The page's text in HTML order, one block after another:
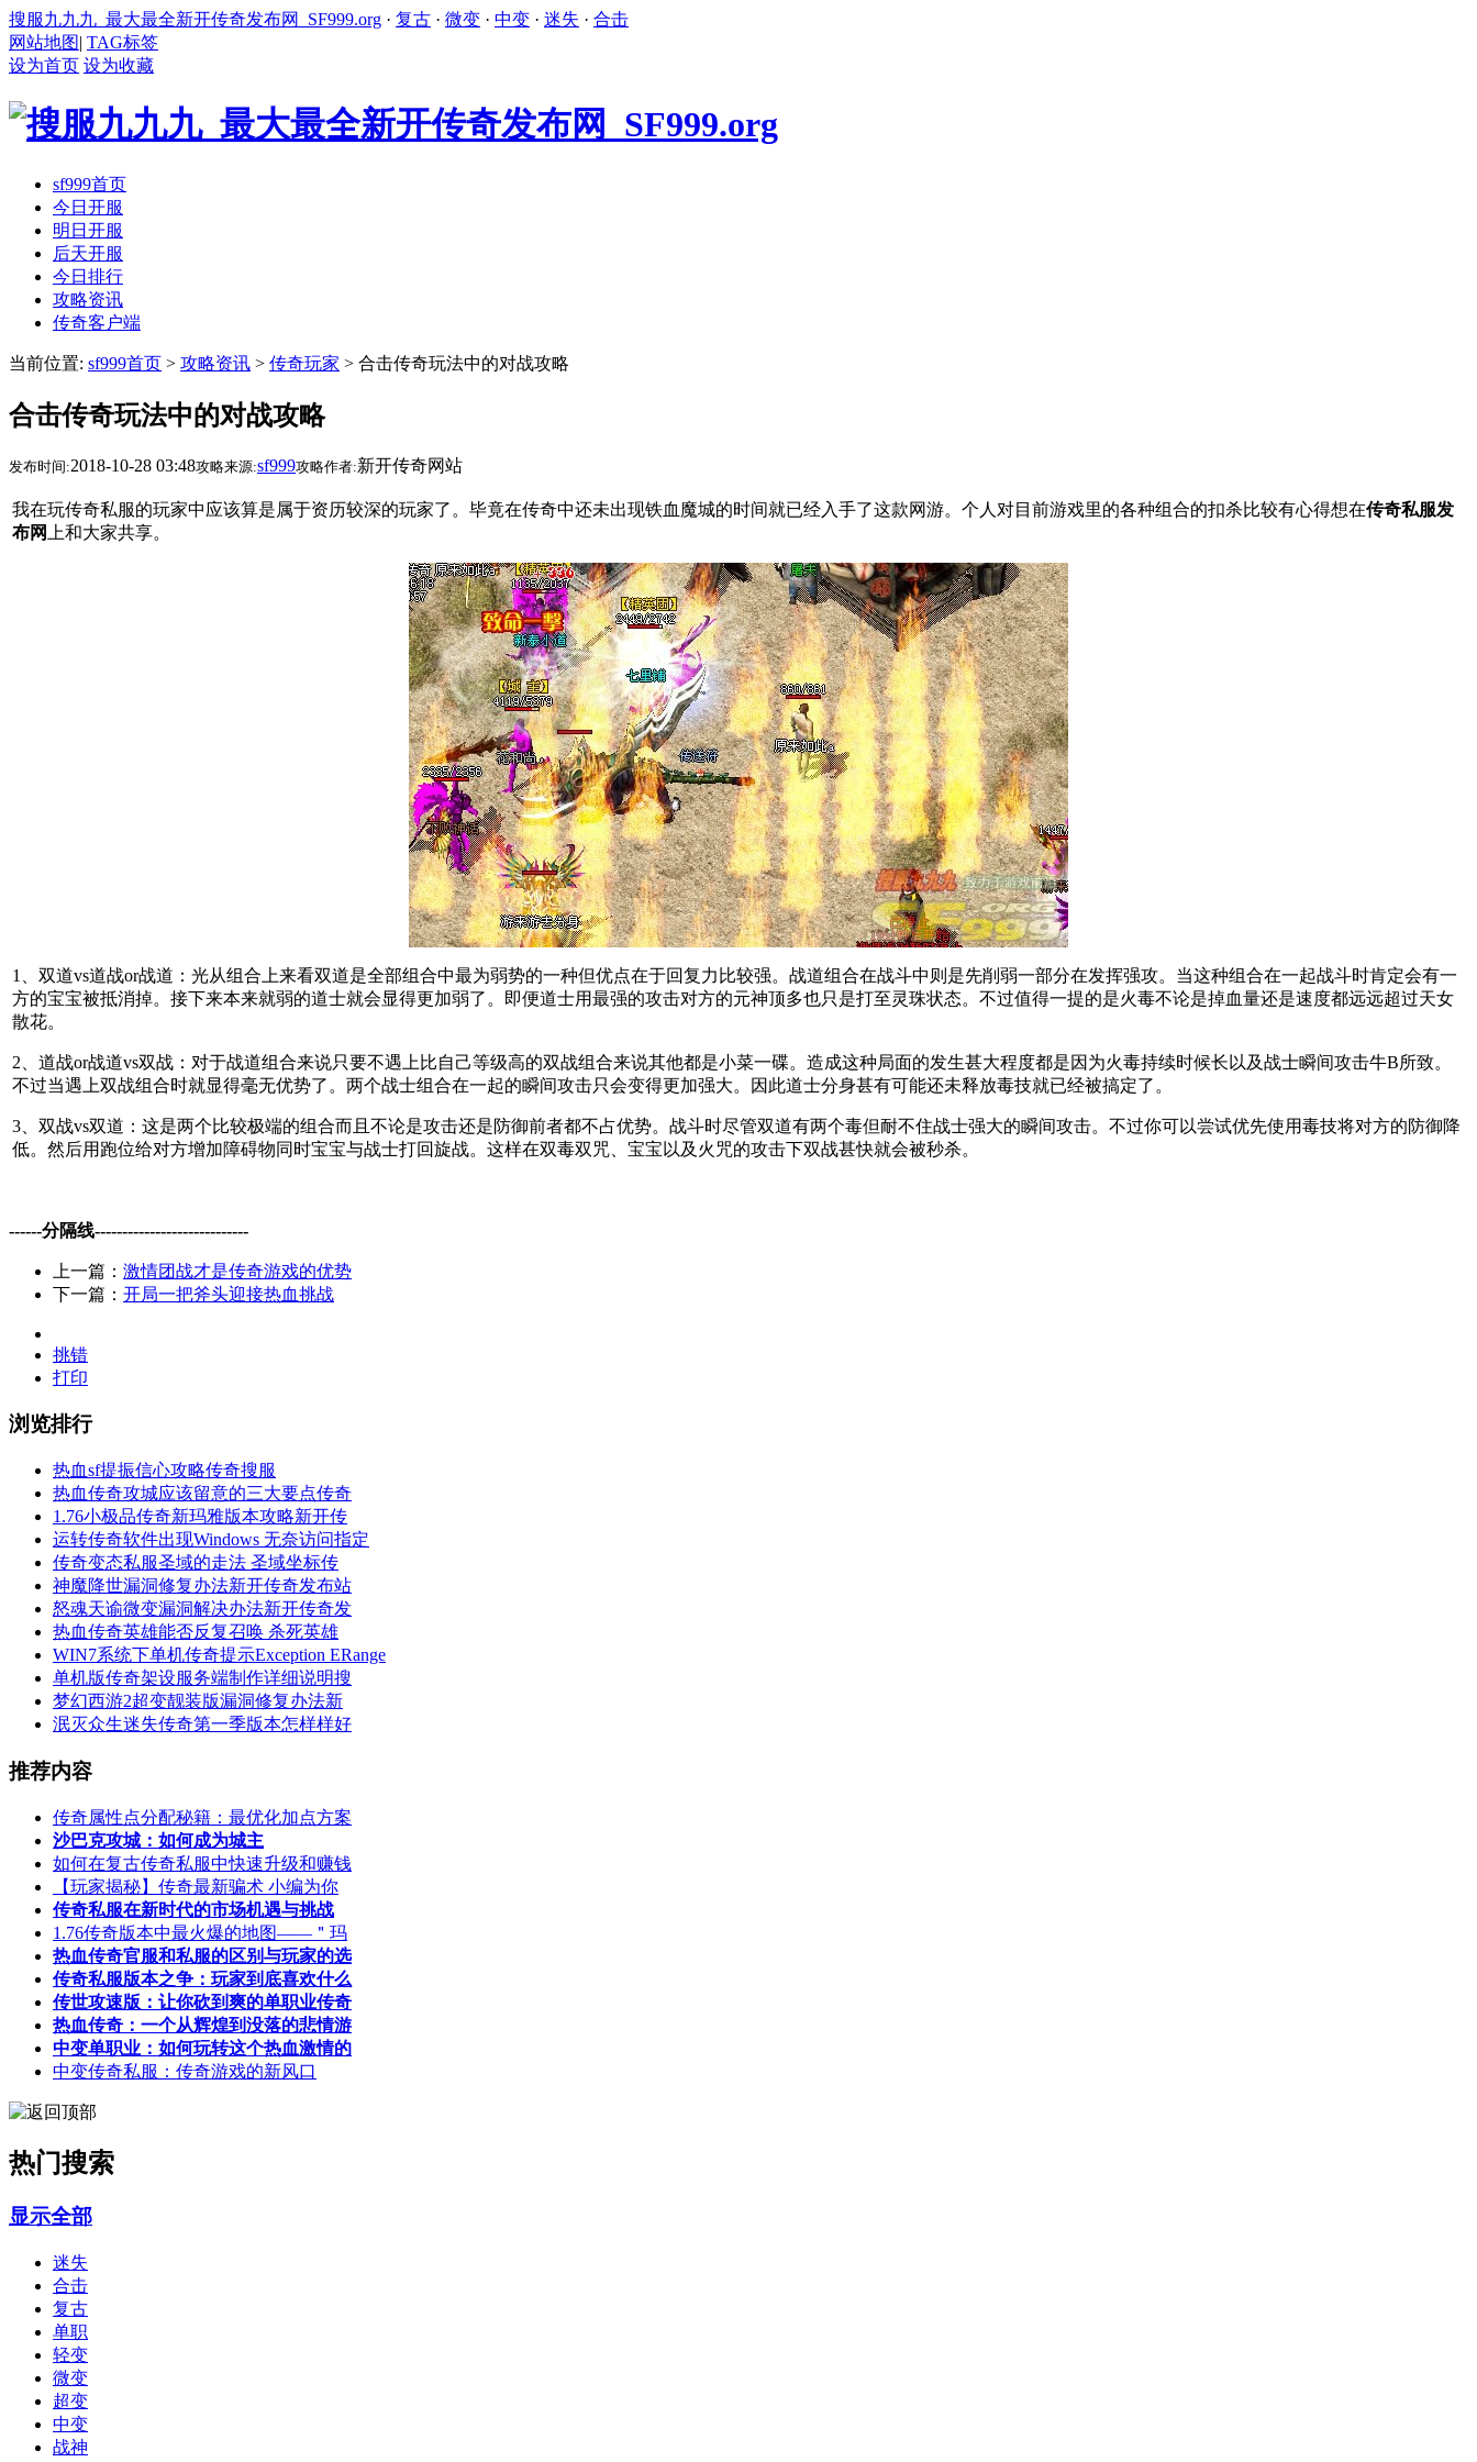
搜服九九九_最大最全新开传奇发布网_SF999.org · 复古 · 微变 · 中变 · 迷失 · 合击
网站地图| TAG标签
设为首页 设为收藏
sf999首页
今日开服
明日开服
后天开服
今日排行
攻略资讯
传奇客户端
当前位置: sf999首页 > 攻略资讯 > 传奇玩家 > 合击传奇玩法中的对战攻略
合击传奇玩法中的对战攻略
发布时间:2018-10-28 03:48攻略来源:sf999攻略作者:新开传奇网站
我在玩传奇私服的玩家中应该算是属于资历较深的玩家了。毕竟在传奇中还未出现铁血魔城的时间就已经入手了这款网游。个人对目前游戏里的各种组合的扣杀比较有心得想在传奇私服发
布网 上和大家共享。
1、双道vs道战or战道：光从组合上来看双道是全部组合中最为弱势的一种但优点在于回复力比较强。战道组合在战斗中则是先削弱一部分在发挥强攻。当这种组合在一起战斗时肯定会有一
方的宝宝被抵消掉。接下来本来就弱的道士就会显得更加弱了。即便道士用最强的攻击对方的元神顶多也只是打至灵珠状态。不过值得一提的是火毒不论是掉血量还是速度都远远超过天女
散花。
2、道战or战道vs双战：对于战道组合来说只要不遇上比自己等级高的双战组合来说其他都是小菜一碟。造成这种局面的发生甚大程度都是因为火毒持续时候长以及战士瞬间攻击牛B所致。
不过当遇上双战组合时就显得毫无优势了。两个战士组合在一起的瞬间攻击只会变得更加强大。因此道士分身甚有可能还未释放毒技就已经被搞定了。
3、双战vs双道：这是两个比较极端的组合而且不论是攻击还是防御前者都不占优势。战斗时尽管双道有两个毒但耐不住战士强大的瞬间攻击。不过你可以尝试优先使用毒技将对方的防御降
低。然后用跑位给对方增加障碍物同时宝宝与战士打回旋战。这样在双毒双咒、宝宝以及火咒的攻击下双战甚快就会被秒杀。
------分隔线----------------------------
上一篇： 激情团战才是传奇游戏的优势
下一篇： 开局一把斧头迎接热血挑战
挑错
打印
浏览排行
热血sf提振信心攻略传奇搜服
热血传奇攻城应该留意的三大要点传奇
1.76小极品传奇新玛雅版本攻略新开传
运转传奇软件出现Windows 无奈访问指定
传奇变态私服圣域的走法 圣域坐标传
神魔降世漏洞修复办法新开传奇发布站
怒魂天谕微变漏洞解决办法新开传奇发
热血传奇英雄能否反复召唤 杀死英雄
WIN7系统下单机传奇提示Exception ERange
单机版传奇架设服务端制作详细说明搜
梦幻西游2超变靓装版漏洞修复办法新
泯灭众生迷失传奇第一季版本怎样样好
推荐内容
传奇属性点分配秘籍：最优化加点方案
沙巴克攻城：如何成为城主
如何在复古传奇私服中快速升级和赚钱
【玩家揭秘】传奇最新骗术 小编为你
传奇私服在新时代的市场机遇与挑战
1.76传奇版本中最火爆的地图——＂玛
热血传奇官服和私服的区别与玩家的选
传奇私服版本之争：玩家到底喜欢什么
传世攻速版：让你砍到爽的单职业传奇
热血传奇：一个从辉煌到没落的悲情游
中变单职业：如何玩转这个热血激情的
中变传奇私服：传奇游戏的新风口
热门搜索
显示全部
迷失
合击
复古
单职
轻变
微变
超变
中变
战神